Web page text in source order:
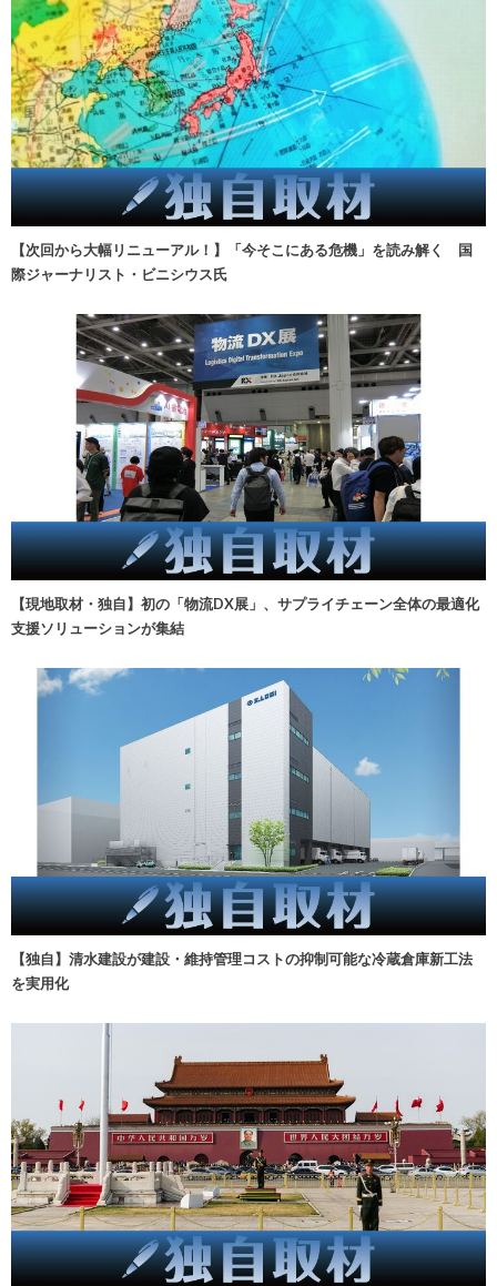
【次回から大幅リニューアル！】「今そこにある危機」を読み解く 国
際ジャーナリスト・ビニシウス氏
【現地取材・独自】初の「物流DX展」、サプライチェーン全体の最適化
支援ソリューションが集結
【独自】清水建設が建設・維持管理コストの抑制可能な冷蔵倉庫新工法
を実用化